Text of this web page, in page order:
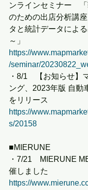
ンラインセミナー　
のための出店分析講
タと統計データによ
～」
https://
/seminar/
・8/1　【お知らせ】
ング、2023年版 自動
をリリース
https://
s/20158
■MIERUNE
・7/21　MIERUNE
催しました
https://